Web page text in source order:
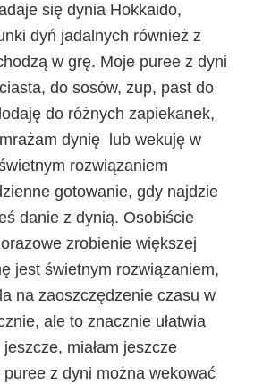
się dynia Hokkaido,
dyń jadalnych również z
w grę. Moje puree z dyni
do sosów, zup, past do
do różnych zapiekanek,
dynię lub wekuję w
rozwiązaniem
gotowanie, gdy najdzie
danie z dynią. Osobiście
zrobienie większej
jest świetnym rozwiązaniem,
na zaoszczędzenie czasu w
ale to znacznie ułatwia
miałam jeszcze
z dyni można wekować